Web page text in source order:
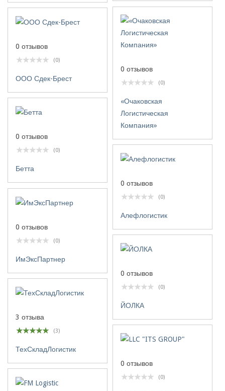
0 отзывов
(0)
«Очаковская
Логистическая
Компания»
0 отзывов
(0)
ООО Сдек-Брест
0 отзывов
(0)
Бетта
0 отзывов
(0)
Алефлогистик
0 отзывов
(0)
ИмЭксПартнер
0 отзывов
(0)
ЙОЛКА
3 отзыва
(3)
ТехСкладЛогистик
0 отзывов
(0)